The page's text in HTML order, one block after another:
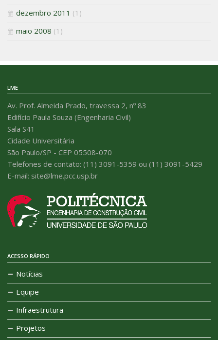
dezembro 2011 (1)
maio 2008 (1)
LME
Av. Prof. Almeida Prado, travessa 2, nº 83
Edifício Paula Souza (Engenharia Civil)
Sala S41
Cidade Universitária
São Paulo/SP - CEP 05508-070
Telefones de contato: (11) 3091-5359 ou (11) 3091-5429
E-mail: site@lme.pcc.usp.br
ACESSO RÁPIDO
Notícias
Equipe
Infraestrutura
Projetos